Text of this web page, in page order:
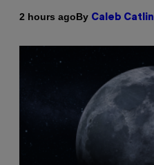
2 hours agoBy Caleb Catlin